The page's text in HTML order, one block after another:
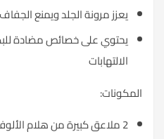
يعزز مرونة الجلد ويمنع الجفاف
يحتوي على خصائص مضادة
الالتهابات
المكونات:
2 ملاعق كبيرة من هلام الألوفيرا الطازج